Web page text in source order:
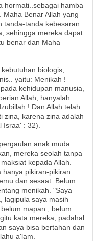
hormati..sebagai hamba
Benar Allah yang
tanda-tanda kebesaran
sehingga mereka dapat
benar dan Maha
biologis,
yaitu: Menikah !
kehidupan manusia,
Allah, hanyalah
! Dan Allah telah
zina, karena zina adalah
Israa' : 32).
anak muda
mereka seolah tanpa
kepada Allah.
hanya pikiran-pikiran
dan sesaat. Belum
menikah. "Saya
lagipula saya masih
mapan , belum
kata mereka, padahal
saya bisa bertahan dan
a'lam.